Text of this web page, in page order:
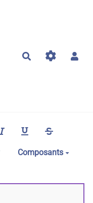
Rechercher
Composants